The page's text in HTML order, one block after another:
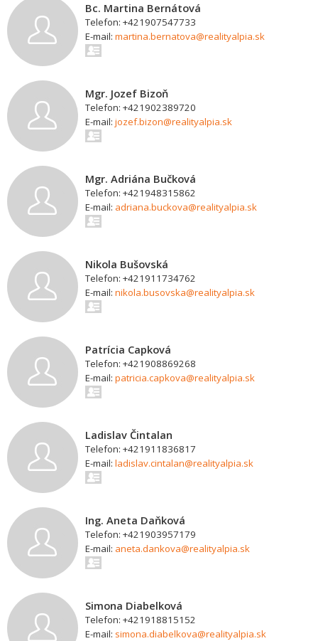
Bc. Martina Bernátová
Telefon: +421907547733
E-mail: martina.bernatova@realityalpia.sk
Mgr. Jozef Bizoň
Telefon: +421902389720
E-mail: jozef.bizon@realityalpia.sk
Mgr. Adriána Bučková
Telefon: +421948315862
E-mail: adriana.buckova@realityalpia.sk
Nikola Bušovská
Telefon: +421911734762
E-mail: nikola.busovska@realityalpia.sk
Patrícia Capková
Telefon: +421908869268
E-mail: patricia.capkova@realityalpia.sk
Ladislav Čintalan
Telefon: +421911836817
E-mail: ladislav.cintalan@realityalpia.sk
Ing. Aneta Daňková
Telefon: +421903957179
E-mail: aneta.dankova@realityalpia.sk
Simona Diabelková
Telefon: +421918815152
E-mail: simona.diabelkova@realityalpia.sk